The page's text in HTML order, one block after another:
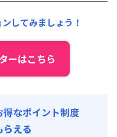
してみましょう！
ーはこちら
なポイント制度
える